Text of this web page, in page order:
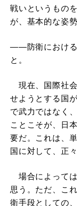
戦いというもの
が、基本的な姿勢
――防衛における
と。
現在、国際社会
せようとする国
で武力ではなく
ことこそが、日
要だ。これは、
国に対して、正
場合によっては
思う。ただ、こ
衛手段としての